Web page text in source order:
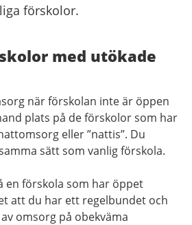
förskolor.
med utökade
när förskolan inte är öppen
plats på de förskolor som har
eller ”nattis”. Du
sätt som vanlig förskola.
en förskola som har öppet
att du har ett regelbundet och
omsorg på obekväma